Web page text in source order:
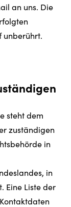
an uns. Die
unberührt.
steht dem
zuständigen
in
in
Eine Liste der